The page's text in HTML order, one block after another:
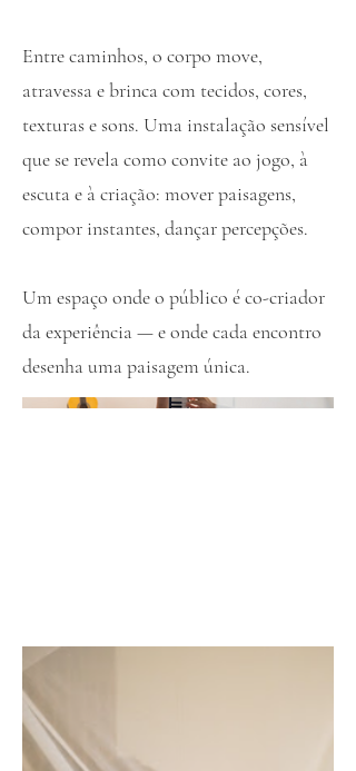
Entre caminhos, o corpo move,
atravessa e brinca com tecidos, cores,
texturas e sons. Uma instalação sensível
que se revela como convite ao jogo, à
escuta e à criação: mover paisagens,
compor instantes, dançar percepções.
Um espaço onde o público é co-criador
da experiência — e onde cada encontro
desenha uma paisagem única.